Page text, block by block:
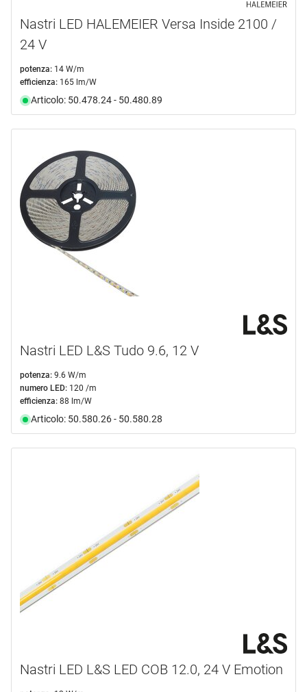
Nastri LED HALEMEIER Versa Inside 2100 /
24 V
potenza: 14 W/m
efficienza: 165 lm/W
Articolo: 50.478.24 - 50.480.89
Nastri LED L&S Tudo 9.6, 12 V
potenza: 9.6 W/m
numero LED: 120 /m
efficienza: 88 lm/W
Articolo: 50.580.26 - 50.580.28
Nastri LED L&S LED COB 12.0, 24 V Emotion